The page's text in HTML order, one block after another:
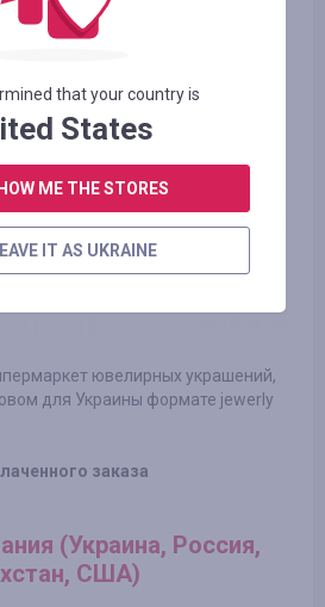
заказа
(Украина)
ювелирных украшений,
для Украины формате jewerly
заказа
(Украина, Россия,
США)
that your country is
States
ME THE STORES
IT AS UKRAINE